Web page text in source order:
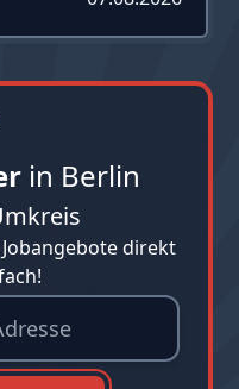
in Berlin
direkt